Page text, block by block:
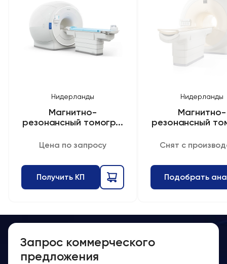
Магнитно-
резонансный томогр...
Нидерланды
Цена по запросу
Получить КП
Магнитно-
резонансный
Нидерланды
Снят с
Подобрать
Запрос коммерческого
предложения